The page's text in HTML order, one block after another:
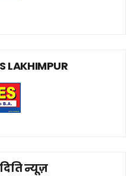
LAKHIMPUR
न्यूज़